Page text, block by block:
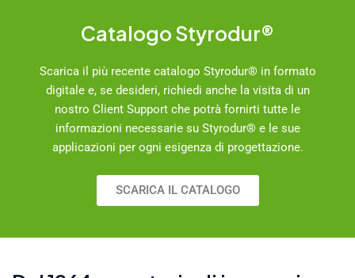
Catalogo Styrodur®
Scarica il più recente catalogo Styrodur® in formato
digitale e, se desideri, richiedi anche la visita di un
nostro Client Support che potrà fornirti tutte le
informazioni necessarie su Styrodur® e le sue
applicazioni per ogni esigenza di progettazione.
SCARICA IL CATALOGO